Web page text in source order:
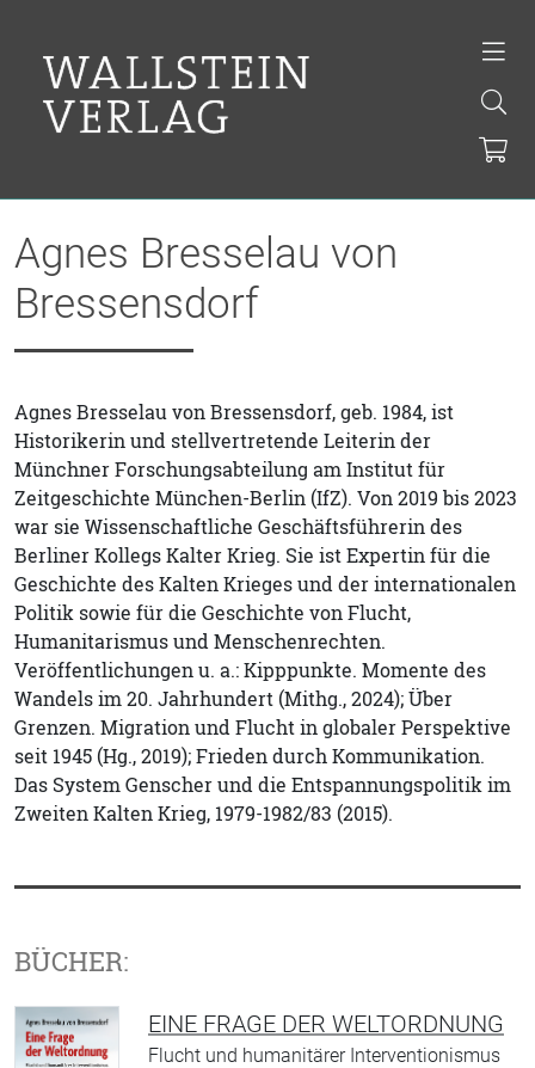
Agnes Bresselau von
Bressensdorf
Agnes Bresselau von Bressensdorf, geb. 1984, ist
Historikerin und stellvertretende Leiterin der
Münchner Forschungsabteilung am Institut für
Zeitgeschichte München-Berlin (IfZ). Von 2019 bis 2023
war sie Wissenschaftliche Geschäftsführerin des
Berliner Kollegs Kalter Krieg. Sie ist Expertin für die
Geschichte des Kalten Krieges und der internationalen
Politik sowie für die Geschichte von Flucht,
Humanitarismus und Menschenrechten.
Veröffentlichungen u. a.: Kipppunkte. Momente des
Wandels im 20. Jahrhundert (Mithg., 2024); Über
Grenzen. Migration und Flucht in globaler Perspektive
seit 1945 (Hg., 2019); Frieden durch Kommunikation.
Das System Genscher und die Entspannungspolitik im
Zweiten Kalten Krieg, 1979-1982/83 (2015).
BÜCHER:
EINE FRAGE DER WELTORDNUNG
Flucht und humanitärer Interventionismus